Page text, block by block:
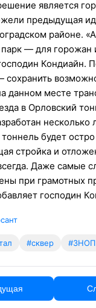
является
предыдущая
районе.
— для горожан
Кондиайн.
сохранить
данном месте
в Орловский
несколько
тоннель будет
стройка и
Даже самые
при грамотных
господин
#сквер #ЗНОП